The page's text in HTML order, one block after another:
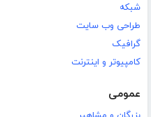
شبکه
طراحی وب سایت
گرافیک
کامپیوتر و اینترنت
عمومی